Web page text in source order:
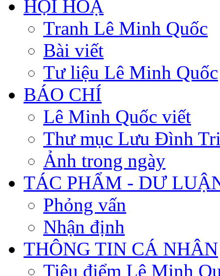
HỘI HOẠ
Tranh Lê Minh Quốc
Bài viết
Tư liệu Lê Minh Quốc
BÁO CHÍ
Lê Minh Quốc viết
Thư mục Lưu Đình
Ảnh trong ngày
TÁC PHẨM - DƯ
Phỏng vấn
Nhận định
THÔNG TIN CÁ NHÂN
Tiêu điểm Lê Minh